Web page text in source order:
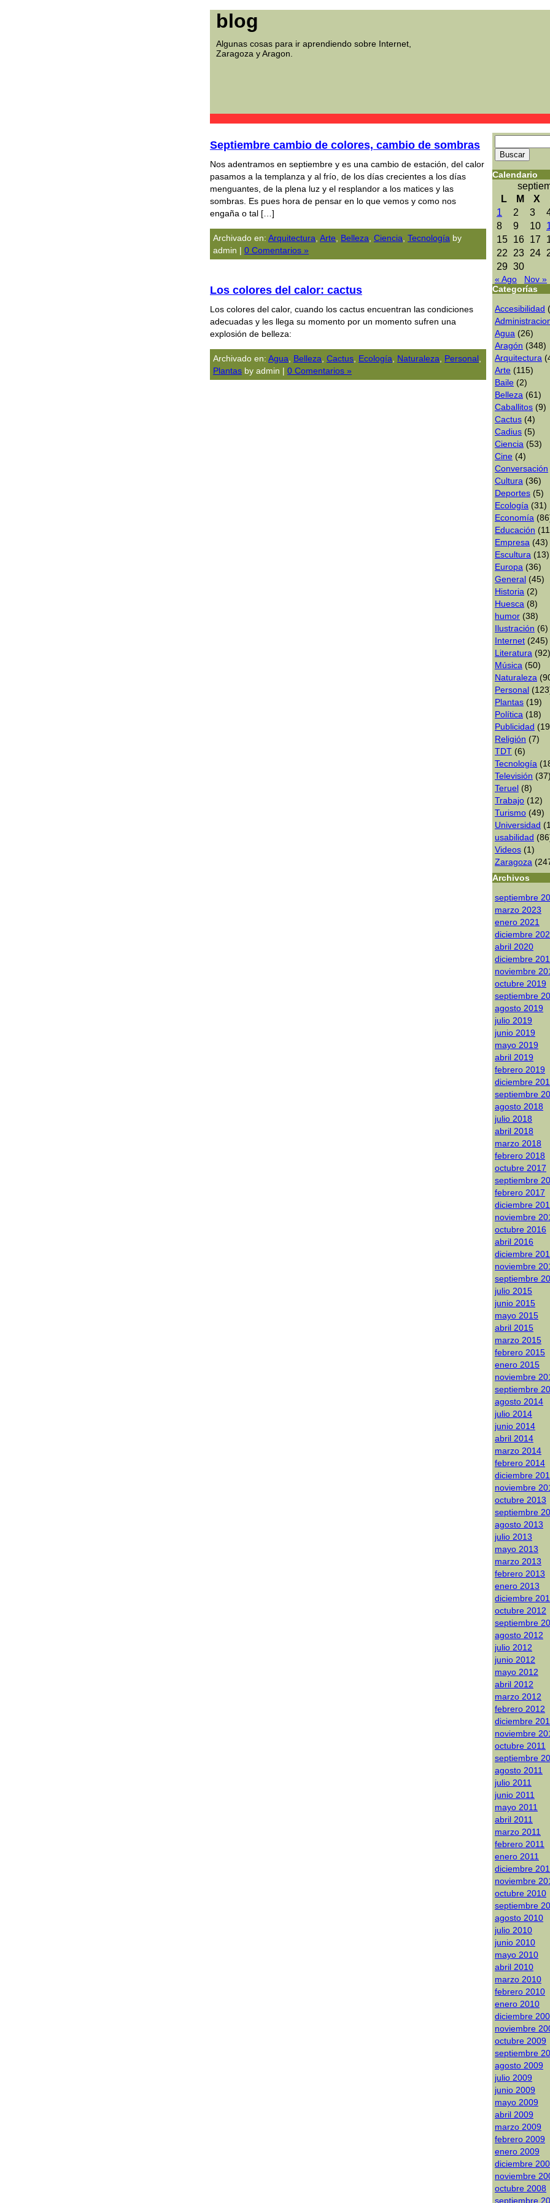
blog
Algunas cosas para ir aprendiendo sobre Internet,
Zaragoza y Aragon.
Septiembre cambio de colores, cambio de sombras
Nos adentramos en septiembre y es una cambio de estación, del calor
pasamos a la templanza y al frío, de los días crecientes a los días
menguantes, de la plena luz y el resplandor a los matices y las
sombras. Es pues hora de pensar en lo que vemos y como nos
engaña o tal […]
Archivado en: Arquitectura Arte Belleza Ciencia Tecnologí­a by
admin | 0 Comentarios »
Los colores del calor: cactus
Los colores del calor, cuando los cactus encuentran las condiciones
adecuadas y les llega su momento por un momento sufren una
explosión de belleza:
Archivado en: Agua Belleza Cactus Ecologí­a Naturaleza Personal
Plantas by admin | 0 Comentarios »
Calendario
L
M X
1
2 3
8
9 10
15 16 17
22
23 24
29 30
« Ago
Nov »
Categorías
Accesibilidad
Agua (26)
Aragón (348)
Arquitectura
Arte (115)
Baile (2)
Belleza (61)
Caballitos (9)
Cactus (4)
Cadius (5)
Ciencia (53)
Cine (4)
Conversación
Cultura (36)
Deportes (5)
Ecologí­a (31)
Economía
Educación
Empresa (43)
Escultura (13)
Europa (36)
General (45)
Historia (2)
Huesca (8)
humor (38)
Ilustración (6)
Internet (245)
Literatura (92)
Música (50)
Naturaleza
Personal
Plantas (19)
Polí­tica (18)
Publicidad
Religión (7)
TDT (6)
Tecnologí­a
Televisión (37)
Teruel (8)
Trabajo (12)
Turismo (49)
Universidad
usabilidad
Videos (1)
Zaragoza
Archivos
septiembre
marzo 2023
enero 2021
diciembre
abril 2020
diciembre
noviembre
octubre 2019
septiembre
agosto 2019
julio 2019
junio 2019
mayo 2019
abril 2019
febrero 2019
diciembre
septiembre
agosto 2018
julio 2018
abril 2018
marzo 2018
febrero 2018
octubre 2017
septiembre
febrero 2017
diciembre
noviembre
octubre 2016
abril 2016
diciembre
noviembre
septiembre
julio 2015
junio 2015
mayo 2015
abril 2015
marzo 2015
febrero 2015
enero 2015
noviembre
septiembre
agosto 2014
julio 2014
junio 2014
abril 2014
marzo 2014
febrero 2014
diciembre
noviembre
octubre 2013
septiembre
agosto 2013
julio 2013
mayo 2013
marzo 2013
febrero 2013
enero 2013
diciembre
octubre 2012
septiembre
agosto 2012
julio 2012
junio 2012
mayo 2012
abril 2012
marzo 2012
febrero 2012
diciembre
noviembre
octubre 2011
septiembre
agosto 2011
julio 2011
junio 2011
mayo 2011
abril 2011
marzo 2011
febrero 2011
enero 2011
diciembre
noviembre
octubre 2010
septiembre
agosto 2010
julio 2010
junio 2010
mayo 2010
abril 2010
marzo 2010
febrero 2010
enero 2010
diciembre
noviembre
octubre 2009
septiembre
agosto 2009
julio 2009
junio 2009
mayo 2009
abril 2009
marzo 2009
febrero 2009
enero 2009
diciembre
noviembre
octubre 2008
septiembre